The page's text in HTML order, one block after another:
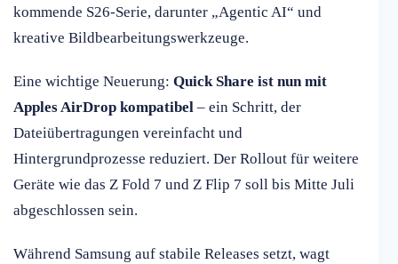
kommende S26-Serie, darunter „Agentic AI“ und
kreative Bildbearbeitungswerkzeuge.
Eine wichtige Neuerung: Quick Share ist nun mit
Apples AirDrop kompatibel – ein Schritt, der
Dateiübertragungen vereinfacht und
Hintergrundprozesse reduziert. Der Rollout für weitere
Geräte wie das Z Fold 7 und Z Flip 7 soll bis Mitte Juli
abgeschlossen sein.
Während Samsung auf stabile Releases setzt, wagt